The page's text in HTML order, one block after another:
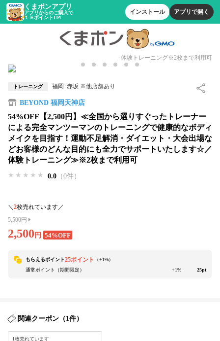
くまポンアプリ
アプリからのご購入で
１％ポイントUP!
インストール アプリで開く
体験トレーニング※2枚まで利用可
トレーニング 福岡･赤坂 ※他店舗あり
BEYOND 福岡天神店
54%OFF【2,500円】≪全国から選りすぐったトレーナー
による完全マンツーマンのトレーニングで健康的なボディ
メイクを目指す！運動不足解消・ダイエット・大会出場な
どお客様のどんな目的にも全力でサポートいたします☆／
体験トレーニング≫※2枚まで利用可
★★★★★
★★★★★
★★★★★ 0.0 （0件）
＼ 2枚売れています／
5,500円
2,500 円 54%OFF
もらえるポイント25ポイント （+1%）
通常ポイント（期間限定）
+1% 25pt
関連クーポン（1件）
1枚売れています